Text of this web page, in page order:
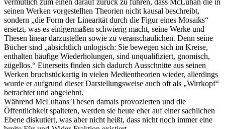
seinen Werken vorgestellten Theorien nicht kausal beschreibt,
sondern „die Form der Linearität durch die Figur eines Mosaiks“
ersetzt, was es einigermaßen schwierig macht, seine Werke und
Thesen linear darzustellen sowie zu veranschaulichen. Denn seine
Bücher sind „absichtlich unlogisch: Sie bewegen sich im Kreise,
enthalten häufige Wiederholungen, sind unqualifiziert, gnomisch,
zügellos.“ Einerseits finden sich dadurch Ausschnitte aus seinen
Werken bruchstückartig in vielen Medientheorien wieder, allerdings
wurde er aufgrund dieser Darstellungsweise auch oft als „Wirrkopf“
betrachtet und abgelehnt.
Während McLuhans Thesen damals provozierten und die
Öffentlichkeit spalteten, werden sie heute eher auf einer sachlichen
Ebene diskutiert, was aber nicht heißt, dass nicht noch immer eine